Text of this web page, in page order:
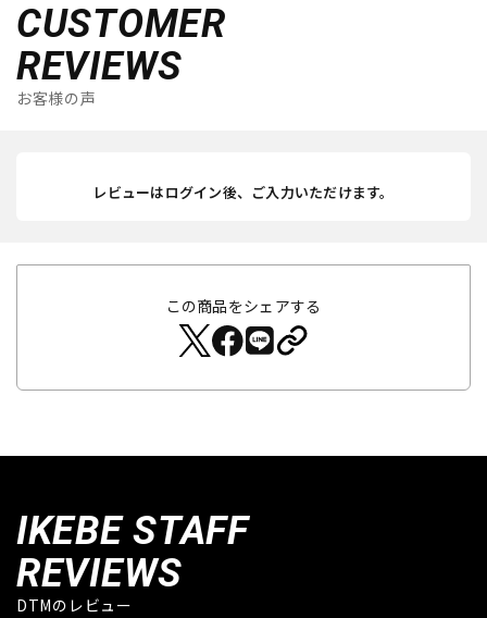
CUSTOMER
REVIEWS
お客様の声
レビューはログイン後、ご入力いただけます。
この商品をシェアする
IKEBE STAFF
REVIEWS
DTMのレビュー